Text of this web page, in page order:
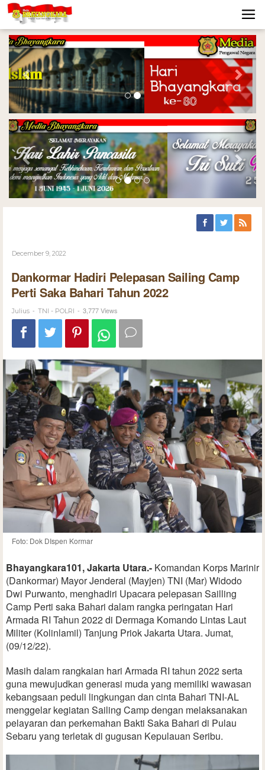
Previous Next
Previous Next
December 9, 2022
Dankormar Hadiri Pelepasan Sailing Camp
Perti Saka Bahari Tahun 2022
Julius - TNI - POLRI - 3,777 Views
Foto: Dok DIspen Kormar
Bhayangkara101, Jakarta Utara.- Komandan Korps Marinir
(Dankormar) Mayor Jenderal (Mayjen) TNI (Mar) Widodo
Dwi Purwanto, menghadiri Upacara pelepasan Sailling
Camp Perti saka Bahari dalam rangka peringatan Hari
Armada RI Tahun 2022 di Dermaga Komando Lintas Laut
Militer (Kolinlamil) Tanjung Priok Jakarta Utara. Jumat,
(09/12/22).
Masih dalam rangkaian hari Armada RI tahun 2022 serta
guna mewujudkan generasi muda yang memiliki wawasan
kebangsaan peduli lingkungan dan cinta Bahari TNI-AL
menggelar kegiatan Sailing Camp dengan melaksanakan
pelayaran dan perkemahan Bakti Saka Bahari di Pulau
Sebaru yang terletak di gugusan Kepulauan Seribu.